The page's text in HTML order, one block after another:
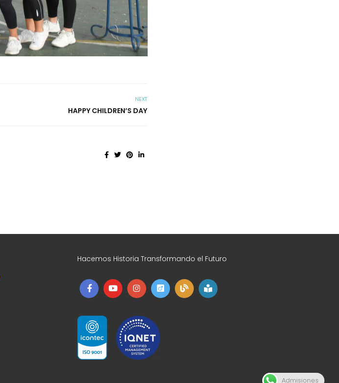
NEXT
HAPPY CHILDREN’S DAY
Hacemos Historia Transformando el Futuro
Admisiones